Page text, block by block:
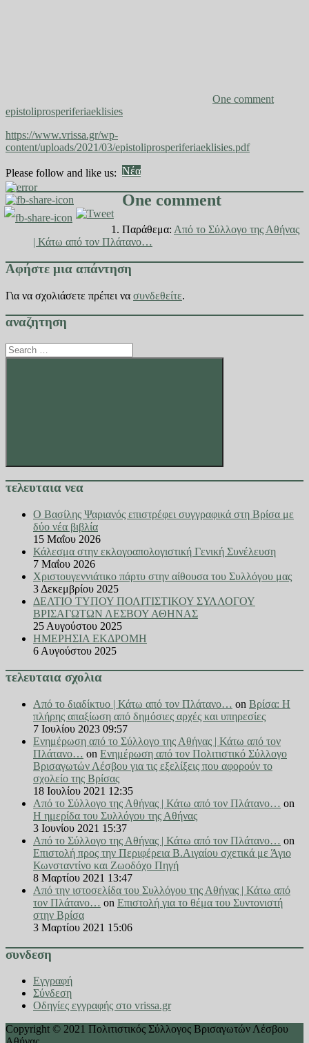
One comment
epistoliprosperiferiaeklisies
https://www.vrissa.gr/wp-
content/uploads/2021/03/epistoliprosperiferiaeklisies.pdf
Please follow and like us: Νέα
One comment
Παράθεμα: Από το Σύλλογο της Αθήνας
| Κάτω από τον Πλάτανο…
Αφήστε μια απάντηση
Για να σχολιάσετε πρέπει να συνδεθείτε.
αναζητηση
Search
for:
Search
τελευταια νεα
Ο Βασίλης Ψαριανός επιστρέφει συγγραφικά στη Βρίσα με
δύο νέα βιβλία
15 Μαΐου 2026
Κάλεσμα στην εκλογοαπολογιστική Γενική Συνέλευση
7 Μαΐου 2026
Χριστουγεννιάτικο πάρτυ στην αίθουσα του Συλλόγου μας
3 Δεκεμβρίου 2025
ΔΕΛΤΙΟ ΤΥΠΟΥ ΠΟΛΙΤΙΣΤΙΚΟΥ ΣΥΛΛΟΓΟΥ
ΒΡΙΣΑΓΩΤΩΝ ΛΕΣΒΟΥ ΑΘΗΝΑΣ
25 Αυγούστου 2025
ΗΜΕΡΗΣΙΑ ΕΚΔΡΟΜΗ
6 Αυγούστου 2025
τελευταια σχολια
Από το διαδίκτυο | Κάτω από τον Πλάτανο… on Βρίσα: Η
πλήρης απαξίωση από δημόσιες αρχές και υπηρεσίες
7 Ιουλίου 2023 09:57
Ενημέρωση από το Σύλλογο της Αθήνας | Κάτω από τον
Πλάτανο… on Ενημέρωση από τον Πολιτιστικό Σύλλογο
Βρισαγωτών Λέσβου για τις εξελίξεις που αφορούν το
σχολείο της Βρίσας
18 Ιουλίου 2021 12:35
Από το Σύλλογο της Αθήνας | Κάτω από τον Πλάτανο… on
Η ημερίδα του Συλλόγου της Αθήνας
3 Ιουνίου 2021 15:37
Από το Σύλλογο της Αθήνας | Κάτω από τον Πλάτανο… on
Επιστολή προς την Περιφέρεια Β.Αιγαίου σχετικά με Άγιο
Κωνσταντίνο και Ζωοδόχο Πηγή
8 Μαρτίου 2021 13:47
Από την ιστοσελίδα του Συλλόγου της Αθήνας | Κάτω από
τον Πλάτανο… on Επιστολή για το θέμα του Συντονιστή
στην Βρίσα
3 Μαρτίου 2021 15:06
συνδεση
Εγγραφή
Σύνδεση
Οδηγίες εγγραφής στο vrissa.gr
Copyright © 2021 Πολιτιστικός Σύλλογος Βρισαγωτών Λέσβου